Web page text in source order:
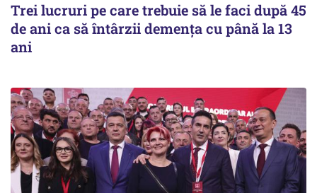
Trei lucruri pe care trebuie să le faci după 45
de ani ca să întârzii demența cu până la 13
ani